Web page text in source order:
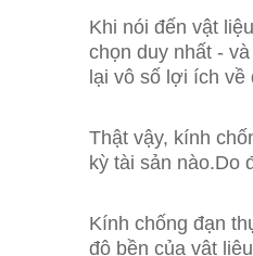
Khi nói đến vật
chọn duy nhất -
lại vô số lợi ích về
Thật vậy, kính
kỳ tài sản nào.Do
Kính chống đạn
độ bền của vật